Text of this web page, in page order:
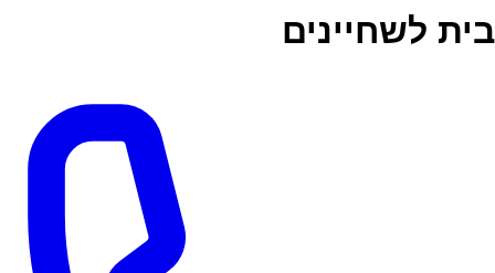
בית לשחיינים